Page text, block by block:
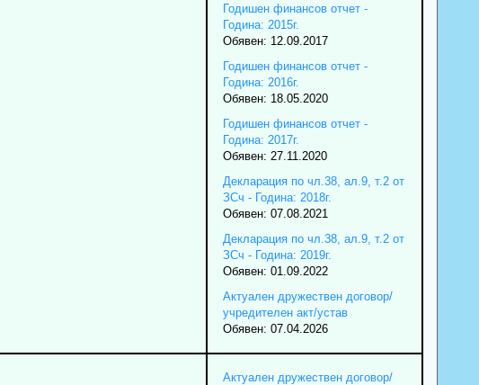
Годишен финансов отчет -
Година: 2015г.
Обявен: 12.09.2017
Годишен финансов отчет -
Година: 2016г.
Обявен: 18.05.2020
Годишен финансов отчет -
Година: 2017г.
Обявен: 27.11.2020
Декларация по чл.38, ал.9, т.2 от
ЗСч - Година: 2018г.
Обявен: 07.08.2021
Декларация по чл.38, ал.9, т.2 от
ЗСч - Година: 2019г.
Обявен: 01.09.2022
Актуален дружествен договор/
учредителен акт/устав
Обявен: 07.04.2026
Актуален дружествен договор/